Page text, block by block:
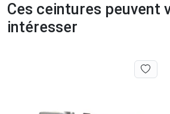
Ces ceintures peuvent
intéresser